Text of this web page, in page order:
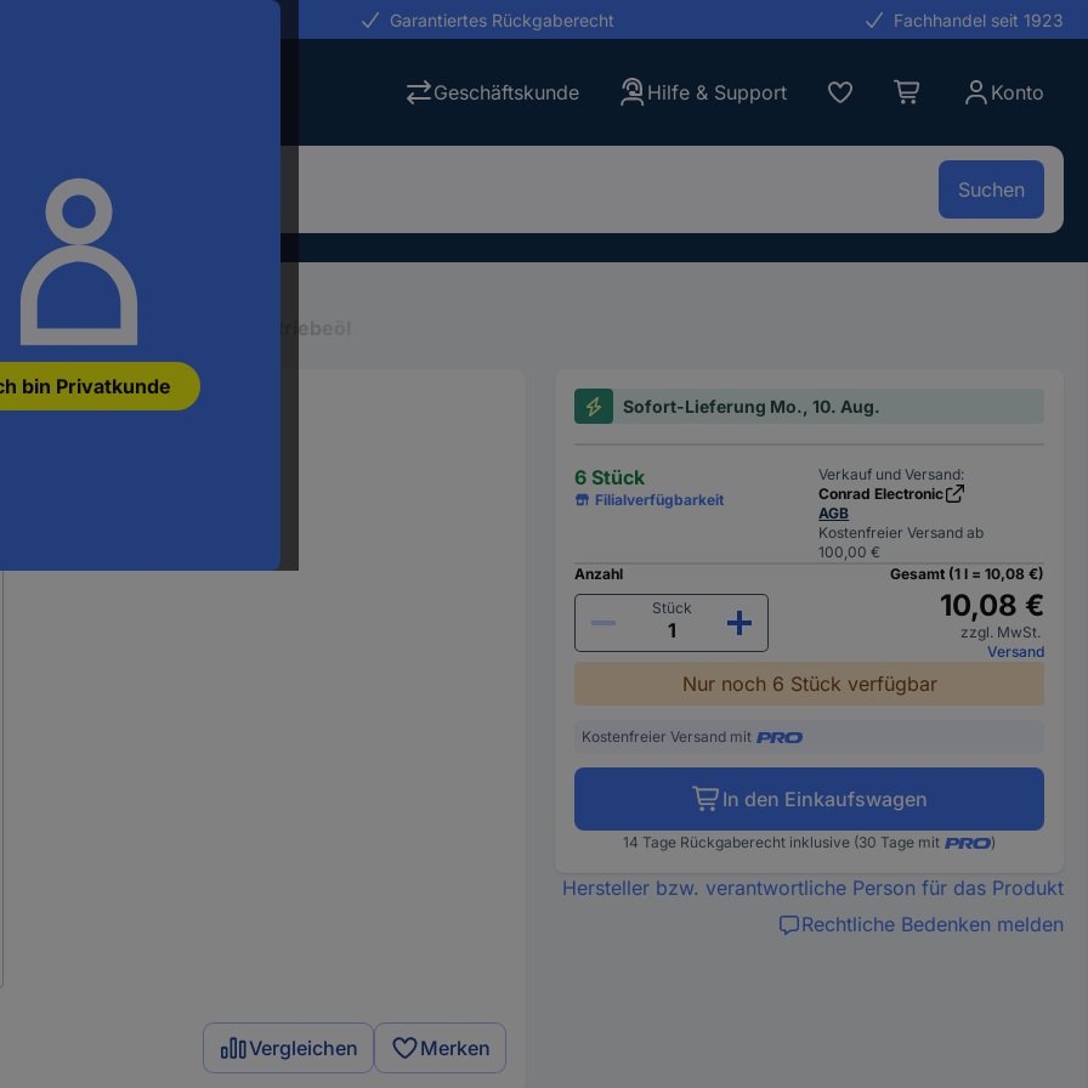
bin Privatkunde
Garantiertes Rückgaberecht Fachhandel seit 1923
Geschäftskunde Hilfe & Support Konto
Suchen
& Betriebsstoffe Getriebeöl
Vergleichen Merken
Sofort-Lieferung Mo., 10. Aug.
6 Stück
Filialverfügbarkeit
Verkauf und Versand:
Conrad Electronic
AGB
Kostenfreier Versand ab
100,00 €
Anzahl
Stück
Gesamt (1 l = 10,08 €)
10,08 €
zzgl. MwSt.
Versand
Nur noch 6 Stück verfügbar
Kostenfreier Versand mit
In den Einkaufswagen
14 Tage Rückgaberecht inklusive (30 Tage mit )
Hersteller bzw. verantwortliche Person für das Produkt
Rechtliche Bedenken melden